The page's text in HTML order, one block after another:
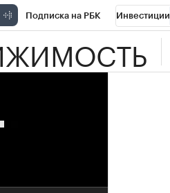
Подписка на РБК Инвестиции
РБК Вино Спорт Школа